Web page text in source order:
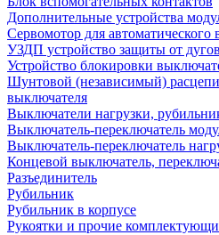
Дополнительные устройства
Сервомотор для автоматического
УЗДП устройство защиты от
Устройство блокировки
Шунтовой (независимый)
выключателя
Выключатели нагрузки,
Выключатель-переключатель
Выключатель-переключатель
Концевой выключатель,
Разъединитель
Рубильник
Рубильник в корпусе
Рукоятки и прочие